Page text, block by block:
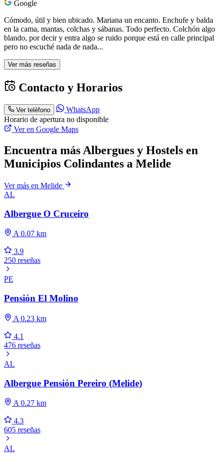
Google
Cómodo, útil y bien ubicado. Mariana un encanto. Enchufe y balda
en la cama, mantas, colchas y sábanas. Todo perfecto. Colchón algo
blando, por decir y entra algo se ruido porque está en calle principal
pero no escuché nada de nada...
Ver más reseñas
Contacto y Horarios
Ver teléfono
WhatsApp
Horario de apertura no disponible
Ver en Google Maps
Encuentra más Albergues y Hostels en
Municipios Colindantes a Melide
Ver más en Melide
AL
Albergue O Cruceiro
A 0.07 km
3.9
250 reseñas
PE
Pensión El Molino
A 0.23 km
4.1
476 reseñas
AL
Albergue Pensión Pereiro (Melide)
A 0.27 km
4.3
605 reseñas
AL